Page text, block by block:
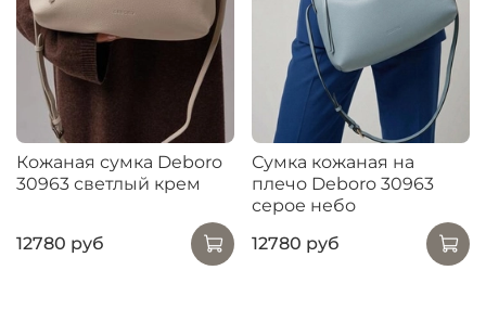
Кожаная сумка Deboro
30963 светлый крем
12780 руб
Сумка кожаная на
плечо Deboro 30963
серое небо
12780 руб